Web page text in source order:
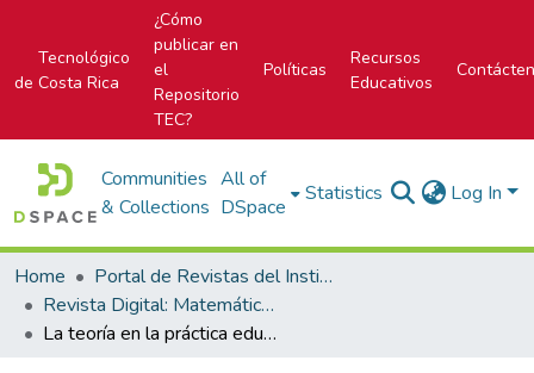
Tecnológico
de Costa Rica
¿Cómo
publicar en
el
Repositorio
TEC?
Políticas
Recursos
Educativos
Communities
& Collections
All of
DSpace
Statistics Log In
Home
Portal de Revistas del Instituto Tecnológico de Costa Rica
Revista Digital: Matemática, Educación e Internet
La teoría en la práctica educativa: Una perspectiva desde la experiencia de docentes graduados/as de la carrera “Enseñanza de la Matemática asistida por computadora”